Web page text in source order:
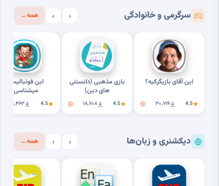
سرگرمی و خانوادگی ‹
› همه←
این آقای بازیگرکیه؟
4.5 ۳۰٬۷۱۹
بازی مذهبی (دانستنی
های دین)
4.5 ۱۸٬۷۰۸
این فوتبالیستو
میشناسی؟
4.5 ۹٬۴۶۳
دیکشنری و زبان‌ها ‹
› همه←